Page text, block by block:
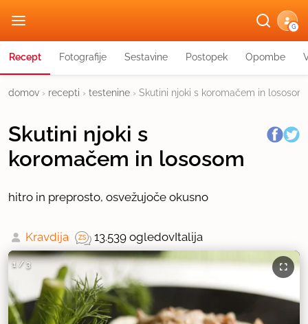
G
Recept Fotografije Sestavine Postopek Opombe
domov › recepti › testenine › Skutini njoki s koromačem in lososom
Skutini njoki s
koromačem in lososom
hitro in preprosto, osvežujoče okusno
Kravdija 13.539 ogledovItalija
1 / 3